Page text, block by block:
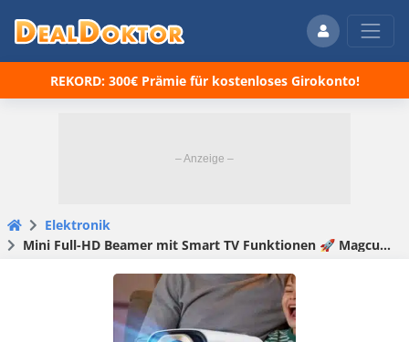
REKORD: 300€ Prämie für kostenloses Girokonto!
Elektronik
Mini Full-HD Beamer mit Smart TV Funktionen 🚀 Magcubic HY310 für nur 43,69€